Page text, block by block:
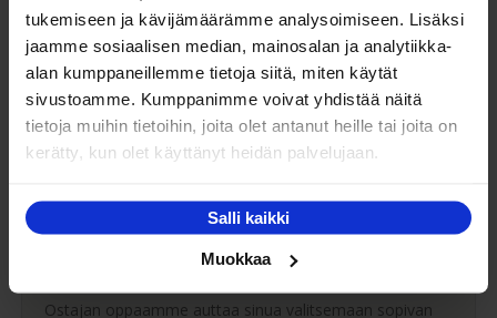
tukemiseen ja kävijämäärämme analysoimiseen. Lisäksi
jaamme sosiaalisen median, mainosalan ja analytiikka-
alan kumppaneillemme tietoja siitä, miten käytät
sivustoamme. Kumppanimme voivat yhdistää näitä
tietoja muihin tietoihin, joita olet antanut heille tai joita on
kerätty, kun olet käyttänyt heidän palvelujaan.
Salli kaikki
Muokkaa
info@kaluste-matti.fi
Puh. 020-7969230
Puh. (08) 627 266
Ota yhteyttä
Ostajan opas
Ostajan oppaamme auttaa sinua valitsemaan sopivan